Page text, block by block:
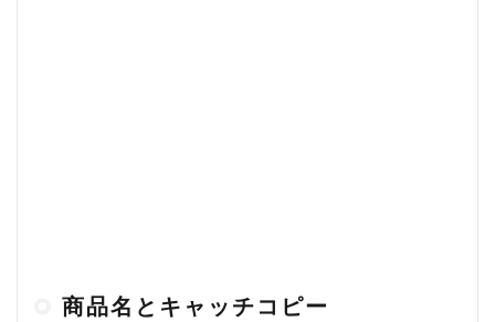
商品名とキャッチコピー